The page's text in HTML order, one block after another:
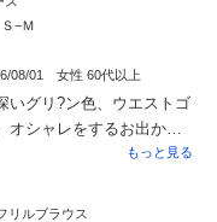
思います。ワンサイズ上
見えるデザインです。
−Ｍ
08/01 女性 60代以上
いグリ?ン色、ウエストゴ
オシャレをするお出かけ
もっと見る
リルブラウス